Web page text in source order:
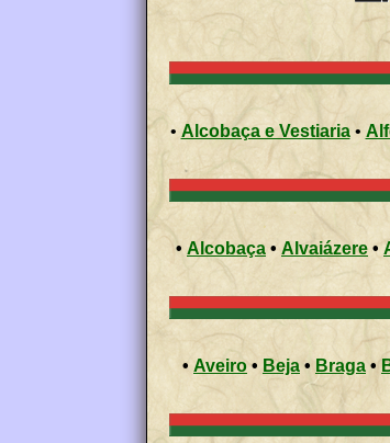
• Alcobaça e Vestiaria •
• Alcobaça • Alvaiázere •
• Aveiro• Beja • Braga •